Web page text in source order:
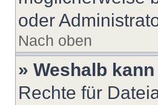
oder
Nach oben
» Weshalb
Rechte für